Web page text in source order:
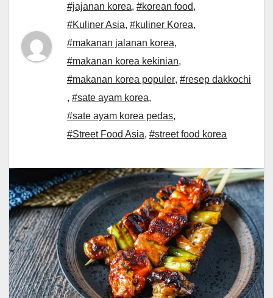
#jajanan korea, #korean food,
#Kuliner Asia, #kuliner Korea,
#makanan jalanan korea,
#makanan korea kekinian,
#makanan korea populer, #resep dakkochi
, #sate ayam korea,
#sate ayam korea pedas,
#Street Food Asia, #street food korea